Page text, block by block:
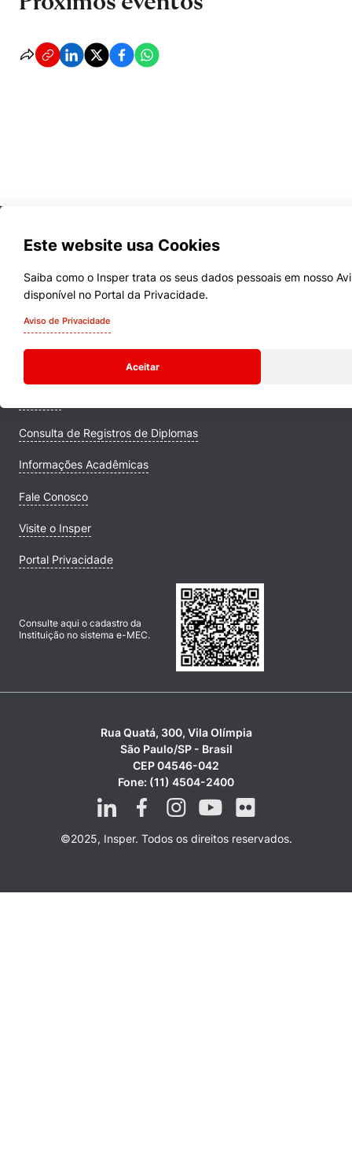
Este website usa Cookies
Saiba como o Insper trata os seus dados pessoais em nosso
disponível no Portal da Privacidade.
Aviso de Privacidade
Aceitar
Cookies estritamente necessários
Quem Somos
Comunidade Transforme
Consulta de Registros de Diplomas
Informações Acadêmicas
Fale Conosco
Visite o Insper
Portal Privacidade
Consulte aqui o cadastro da
Instituição no sistema e-MEC.
Rua Quatá, 300, Vila Olímpia
São Paulo/SP - Brasil
CEP 04546-042
Fone: (11) 4504-2400
©2025, Insper. Todos os direitos reservados.